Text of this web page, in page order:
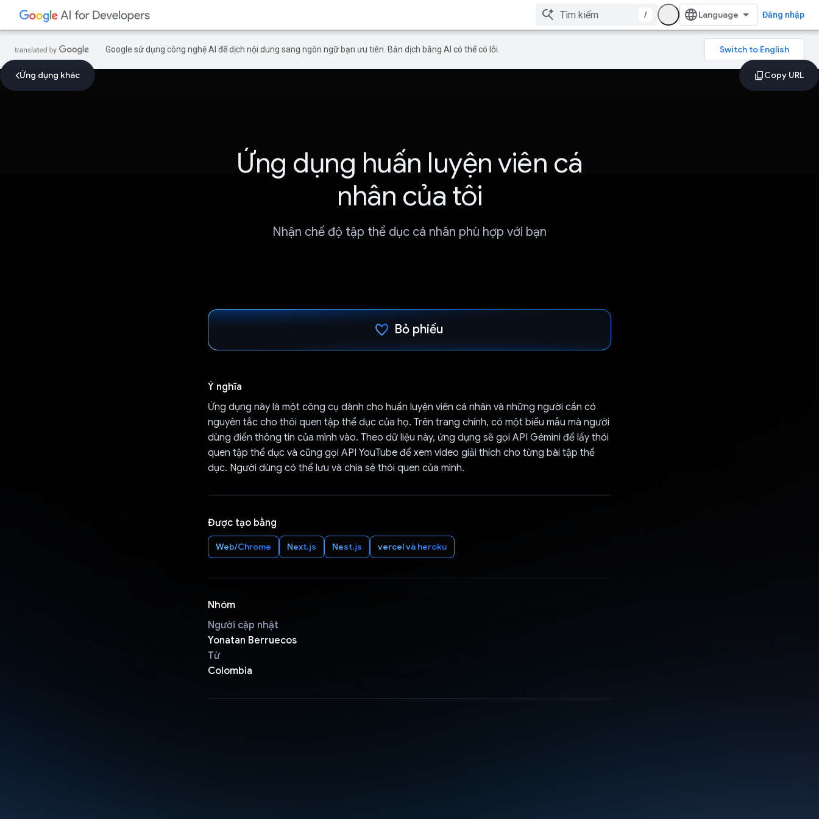
/ Đăng nhập
Google sử dụng công nghệ AI để dịch nội dung sang ngôn ngữ bạn ưu tiên. Bản dịch bằng AI có thể có lỗi.
Ứng dụng khác
Ứng dụng huấn luyện viên cá
nhân của tôi
Nhận chế độ tập thể dục cá nhân phù hợp với bạn
Bỏ phiếu
Ý nghĩa
Ứng dụng này là một công cụ dành cho huấn luyện viên cá nhân và những người cần có
nguyên tắc cho thói quen tập thể dục của họ. Trên trang chính, có một biểu mẫu mà người
dùng điền thông tin của mình vào. Theo dữ liệu này, ứng dụng sẽ gọi API Gémini để lấy thói
quen tập thể dục và cũng gọi API YouTube để xem video giải thích cho từng bài tập thể
dục. Người dùng có thể lưu và chia sẻ thói quen của mình.
Được tạo bằng
Web/Chrome Next.js Nest.js vercel và heroku
Nhóm
Người cập nhật
Yonatan Berruecos
Từ
Colombia